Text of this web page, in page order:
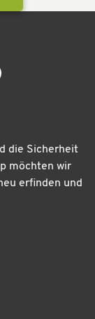
für einen
die Sicherheit
möchten wir
erfinden und